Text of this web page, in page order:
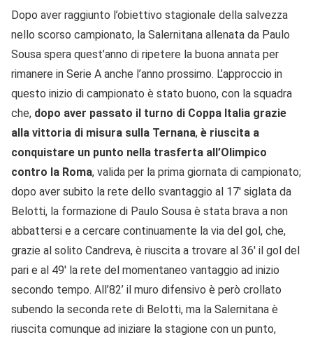
Dopo aver raggiunto l’obiettivo stagionale della salvezza
nello scorso campionato, la Salernitana allenata da Paulo
Sousa spera quest’anno di ripetere la buona annata per
rimanere in Serie A anche l’anno prossimo. L’approccio in
questo inizio di campionato è stato buono, con la squadra
che, dopo aver passato il turno di Coppa Italia grazie
alla vittoria di misura sulla Ternana, è riuscita a
conquistare un punto nella trasferta all’Olimpico
contro la Roma, valida per la prima giornata di campionato;
dopo aver subito la rete dello svantaggio al 17′ siglata da
Belotti, la formazione di Paulo Sousa è stata brava a non
abbattersi e a cercare continuamente la via del gol, che,
grazie al solito Candreva, è riuscita a trovare al 36′ il gol del
pari e al 49′ la rete del momentaneo vantaggio ad inizio
secondo tempo. All’82’ il muro difensivo è però crollato
subendo la seconda rete di Belotti, ma la Salernitana è
riuscita comunque ad iniziare la stagione con un punto,